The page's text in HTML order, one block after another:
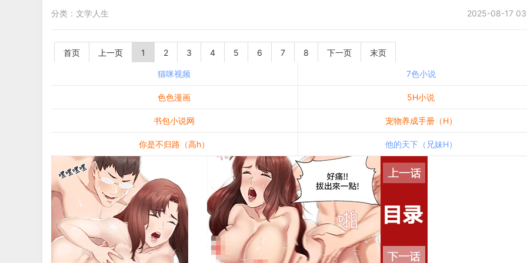
2025-08-17
分类： 文学人生
首页 上一页 1 2 3 4 5 6 7 8 下一页 末页
猫咪视频 7色小说
色色漫画 5H小说
书包小说网 宠物养成手册（H）
你是不归路（高h） 他的天下（兄妹H）